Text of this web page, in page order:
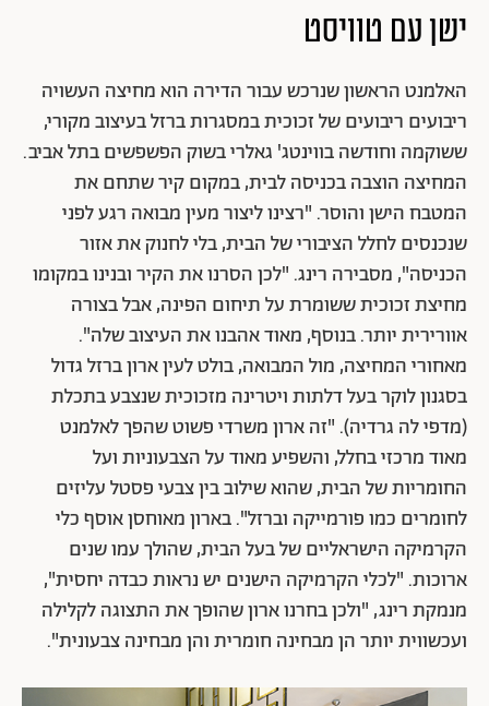
ישן עם טוויסט
האלמנט הראשון שנרכש עבור הדירה הוא מחיצה העשויה
ריבועים ריבועים של זכוכית במסגרות ברזל בעיצוב מקורי,
ששוקמה וחודשה בווינטג' גאלרי בשוק הפשפשים בתל אביב.
המחיצה הוצבה בכניסה לבית, במקום קיר שתחם את
המטבח הישן והוסר. "רצינו ליצור מעין מבואה רגע לפני
שנכנסים לחלל הציבורי של הבית, בלי לחנוק את אזור
הכניסה", מסבירה רינג. "לכן הסרנו את הקיר ובנינו במקומו
מחיצת זכוכית ששומרת על תיחום הפינה, אבל בצורה
אוורירית יותר. בנוסף, מאוד אהבנו את העיצוב שלה".
מאחורי המחיצה, מול המבואה, בולט לעין ארון ברזל גדול
בסגנון לוקר בעל דלתות ויטרינה מזכוכית שנצבע בתכלת
(מדפי לה גרדיה). "זה ארון משרדי פשוט שהפך לאלמנט
מאוד מרכזי בחלל, והשפיע מאוד על הצבעוניות ועל
החומריות של הבית, שהוא שילוב בין צבעי פסטל עליזים
לחומרים כמו פורמייקה וברזל". בארון מאוחסן אוסף כלי
הקרמיקה הישראליים של בעל הבית, שהולך עמו שנים
ארוכות. "לכלי הקרמיקה הישנים יש נראות כבדה יחסית",
מנמקת רינג, "ולכן בחרנו ארון שהופך את התצוגה לקלילה
ועכשווית יותר הן מבחינה חומרית והן מבחינה צבעונית".